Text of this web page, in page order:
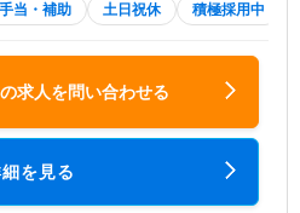
当・補助 土日祝休 積極採用中
求人を問い合わせる
を見る